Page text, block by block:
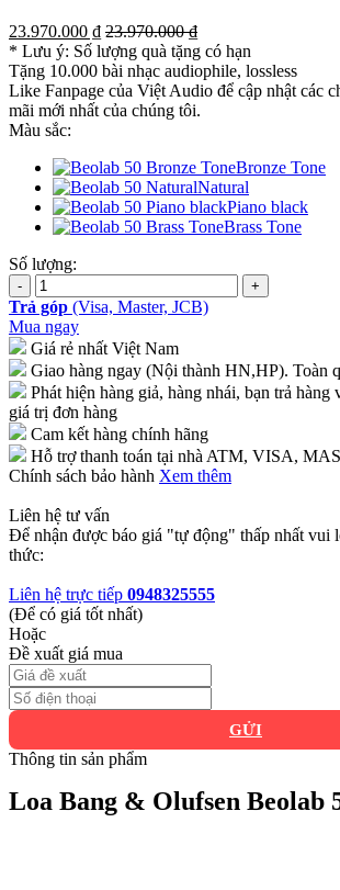
23.970.000 ₫ 23.970.000 ₫
* Lưu ý: Số lượng quà tặng có hạn
Tặng 10.000 bài nhạc audiophile, lossless
Like Fanpage của Việt Audio để cập nhật các
mãi mới nhất của chúng tôi.
Màu sắc:
Bronze Tone
Natural
Piano black
Brass Tone
Số lượng:
Trả góp (Visa, Master, JCB)
Mua ngay
Giá rẻ nhất Việt Nam
Giao hàng ngay (Nội thành HN,HP). Toàn
Phát hiện hàng giả, hàng nhái, bạn trả hàng
giá trị đơn hàng
Cam kết hàng chính hãng
Hỗ trợ thanh toán tại nhà ATM, VISA,
Chính sách bảo hành Xem thêm
Liên hệ tư vấn
Để nhận được báo giá "tự động" thấp nhất vui
thức:
Liên hệ trực tiếp 0948325555
(Để có giá tốt nhất)
Hoặc
Đề xuất giá mua
GỬI
Thông tin sản phẩm
Loa Bang & Olufsen Beolab